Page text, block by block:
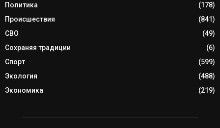
Политика
(178)
Происшествия
(841)
СВО
(49)
Сохраняя традиции
(6)
Спорт
(599)
Экология
(488)
Экономика
(219)